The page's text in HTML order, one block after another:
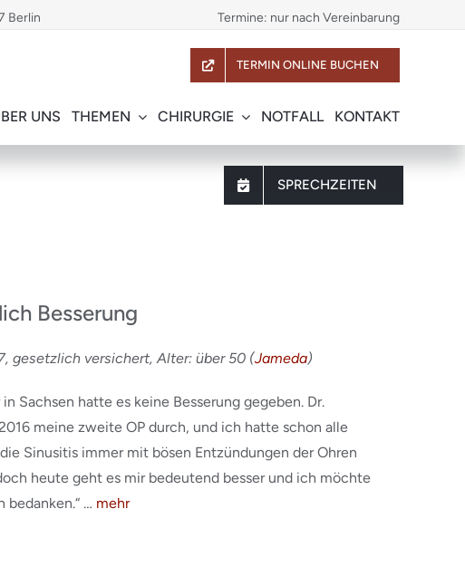
Berlin Termine: nur nach Vereinbarung
TERMIN ONLINE BUCHEN
UNS THEMEN CHIRURGIE NOTFALL KONTAKT
SPRECHZEITEN
Besserung
gesetzlich versichert, Alter: über 50 (Jameda)
Sachsen hatte es keine Besserung gegeben. Dr.
meine zweite OP durch, und ich hatte schon alle
Sinusitis immer mit bösen Entzündungen der Ohren
heute geht es mir bedeutend besser und ich möchte
… mehr